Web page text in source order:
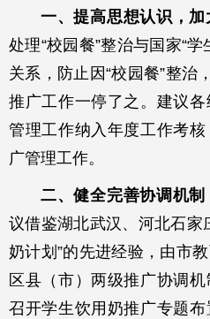
一、提高思想认识，加
处理“校园餐”整治与国家“
关系，防止因“校园餐”整治
推广工作一停了之。建议
管理工作纳入年度工作考
广管理工作。
二、健全完善协调机制
议借鉴湖北武汉、河北石家
奶计划”的先进经验，由市
区县（市）两级推广协调机
召开学生饮用奶推广专题